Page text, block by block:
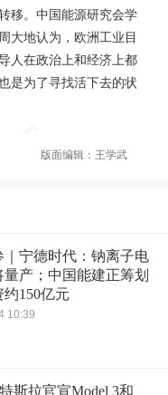
移。中国能源研究会学
大地认为，欧洲工业目
人在政治上和经济上都
是为了寻找活下去的状
版面编辑：王学武
｜宁德时代：钠离子电
产；中国能建正筹划
150亿元
10:39
斯拉官宣Model 3和